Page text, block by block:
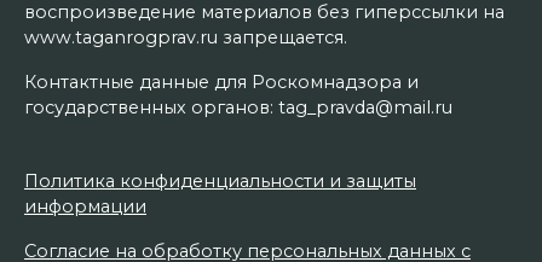
воспроизведение материалов без гиперссылки на
www.taganrogprav.ru запрещается.
Контактные данные для Роскомнадзора и
государственных органов: tag_pravda@mail.ru
Политика конфиденциальности и защиты
информации
Согласие на обработку персональных данных с